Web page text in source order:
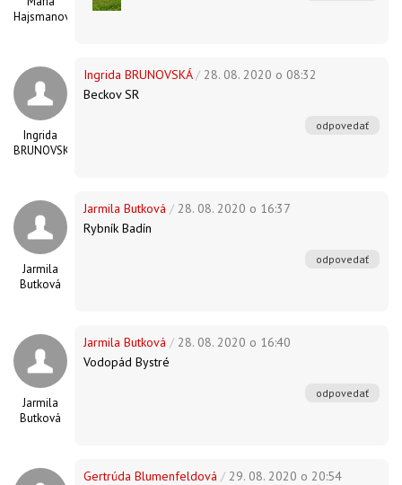
Hajsmanova
Ingrida
BRUNOVSKÁ
Ingrida BRUNOVSKÁ/ 28. 08. 2020 o 08:32
Beckov SR
odpovedať
Jarmila
Butková
Jarmila Butková / 28. 08. 2020 o 16:37
Rybník Badín
odpovedať
Jarmila
Butková
Jarmila Butková / 28. 08. 2020 o 16:40
Vodopád Bystré
odpovedať
Gertrúda Blumenfeldová / 29. 08. 2020 o 20:54